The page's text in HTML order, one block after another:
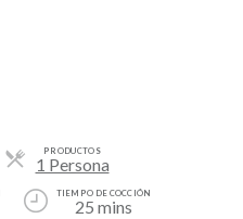
PRODUCTOS
1 PersonaRaciones
TIEMPO DE COCCIÓN
25 mins